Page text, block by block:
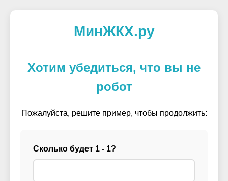
МинЖКХ.ру
Хотим убедиться, что вы не
робот
Пожалуйста, решите пример, чтобы продолжить:
Сколько будет 1 - 1?